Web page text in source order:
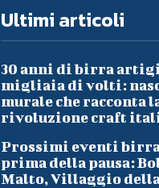
Ultimi articoli
30 anni di birra
migliaia di volti:
murale che racconta
rivoluzione craft
Prossimi eventi
prima della pausa:
Malto, Villaggio